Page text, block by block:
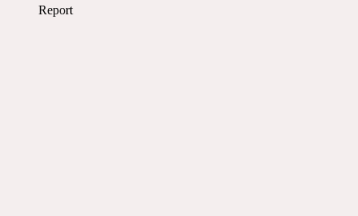
Report